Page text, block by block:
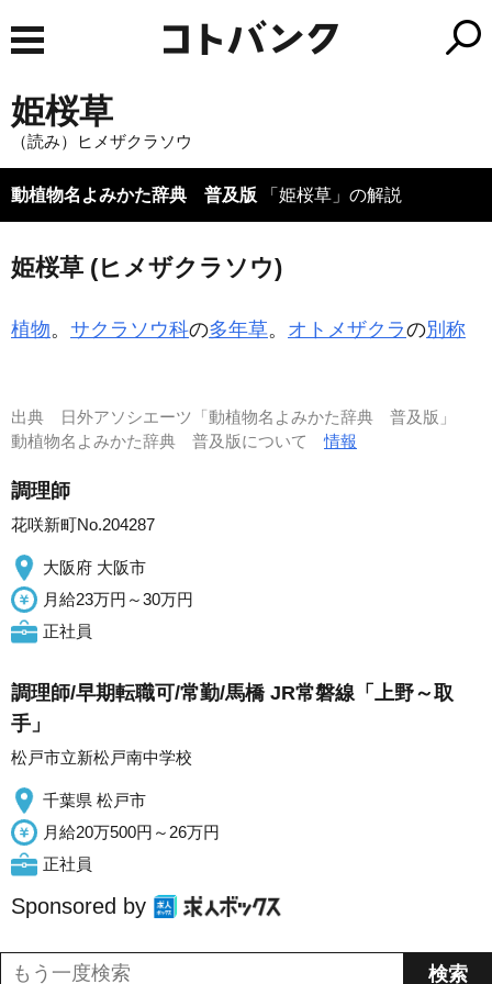
姫桜草
（読み）ヒメザクラソウ
動植物名よみかた辞典 普及版 「姫桜草」の解説
姫桜草 (ヒメザクラソウ)
植物。 サクラソウ科の多年草。 オトメザクラの別称
出典
日外アソシエーツ「動植物名よみかた辞典 普及版」
動植物名よみかた辞典 普及版について情報
調理師
花咲新町No.204287
大阪府 大阪市
月給23万円～30万円
正社員
調理師/早期転職可/常勤/馬橋 JR常磐線「上野～取
手」
松戸市立新松戸南中学校
千葉県 松戸市
月給20万500円～26万円
正社員
Sponsored by